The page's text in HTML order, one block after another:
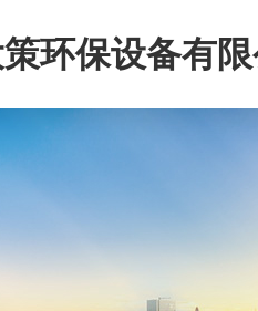
环保设备有